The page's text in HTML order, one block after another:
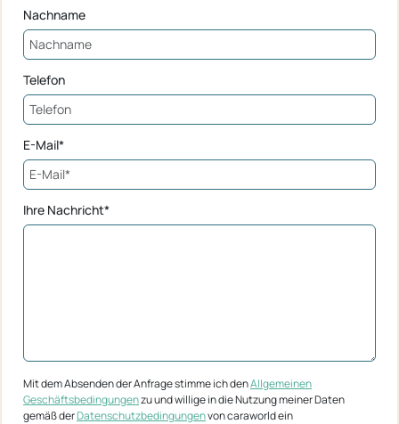
Nachname
Telefon
E-Mail*
Ihre Nachricht*
Mit dem Absenden der Anfrage stimme ich denAllgemeinen
Geschäftsbedingungenzu und willige in die Nutzung meiner Daten
gemäß derDatenschutzbedingungenvon caraworld ein